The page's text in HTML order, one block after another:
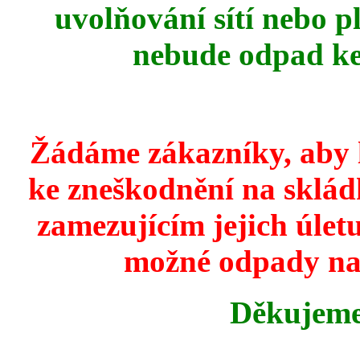
uvolňování sítí nebo
nebude odpad
Žádáme zákazníky,
ke zneškodnění na
zamezujícím jejich
možné odpady